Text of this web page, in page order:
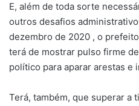
E, além de toda sorte
outros desafios
dezembro de 2020 , o
terá de mostrar pulso firme
político para aparar arestas e
Terá, também, que superar a